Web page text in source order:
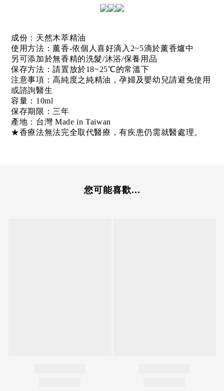
成份：天然木萃精油
使用方法：薰香-依個人喜好滴入2~5滴於薰香爐中
另可添加於無香精的洗髮/沐浴/保養用品
保存方法：請置放於18~25℃的常溫下
注意事項：高純度之純精油，孕婦及嬰幼兒請避免使用
或諮詢醫生
容量：10ml
保存期限：三年
產地：台灣 Made in Taiwan
★香療法無法完全取代醫療，有疾患仍需就醫處理。
您可能喜歡...